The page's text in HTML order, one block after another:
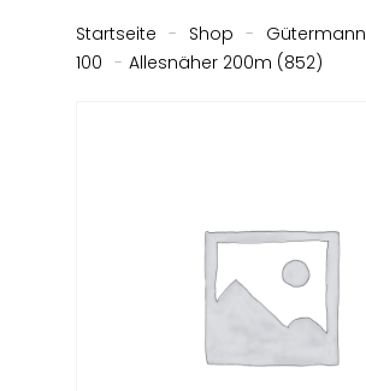
Startseite - Shop - Gütermann
100 - Allesnäher 200m (852)